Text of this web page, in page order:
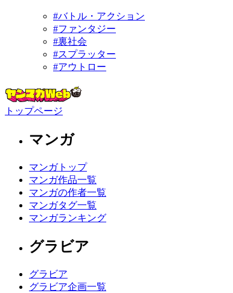
#バトル・アクション
#ファンタジー
#裏社会
#スプラッター
#アウトロー
トップページ
マンガ
マンガトップ
マンガ作品一覧
マンガの作者一覧
マンガタグ一覧
マンガランキング
グラビア
グラビア
グラビア企画一覧